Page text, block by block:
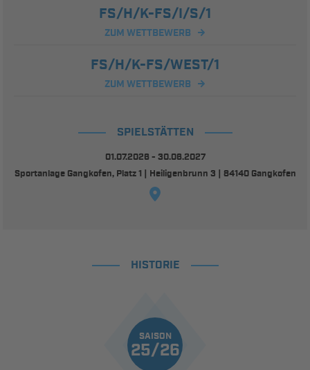
FS/H/K-FS/I/S/1
ZUM WETTBEWERB
FS/H/K-FS/WEST/1
ZUM WETTBEWERB
SPIELSTÄTTEN
01.07.2026 - 30.06.2027
Sportanlage Gangkofen, Platz 1 | Heiligenbrunn 3 | 84140 Gangkofen
HISTORIE
SAISON
25/26